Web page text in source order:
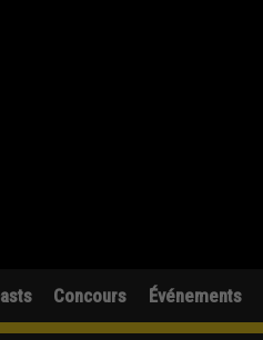
Concours Événements